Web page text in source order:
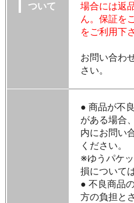
ついて
場合には返
ん。保証を
をご利用下
お問い合わ
さい。
● 商品が不
がある場合
内にお問い
ください。
※ゆうパケ
損について
● 不良商品
方の負担と